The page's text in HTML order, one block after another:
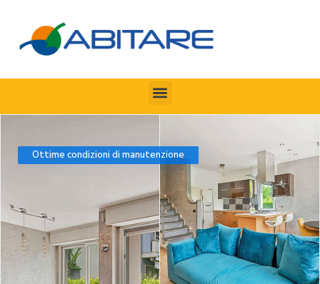
Ottime condizioni di manutenzione